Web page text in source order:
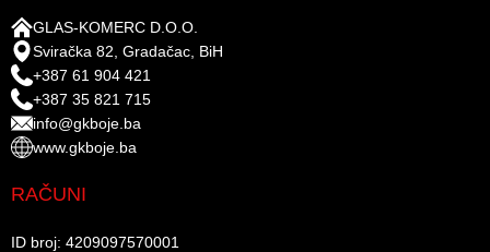
GLAS-KOMERC D.O.O.
Sviračka 82, Gradačac, BiH
+387 61 904 421
+387 35 821 715
info@gkboje.ba
www.gkboje.ba
RAČUNI
ID broj: 4209097570001​